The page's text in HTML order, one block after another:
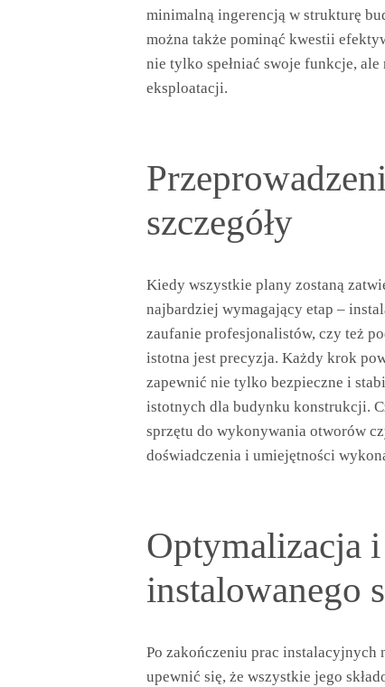
minimalną ingerencją w strukturę
można także pominąć kwestii
nie tylko spełniać swoje funkcje,
eksploatacji.
szczegóły
Kiedy wszystkie plany zostaną
najbardziej wymagający etap –
zaufanie profesjonalistów, czy też
istotna jest precyzja. Każdy krok
zapewnić nie tylko bezpieczne i
istotnych dla budynku konstrukcji.
sprzętu do wykonywania otworów
doświadczenia i umiejętności
Optymalizacja
instalowanego
Po zakończeniu prac instalacyjnych
upewnić się, że wszystkie jego